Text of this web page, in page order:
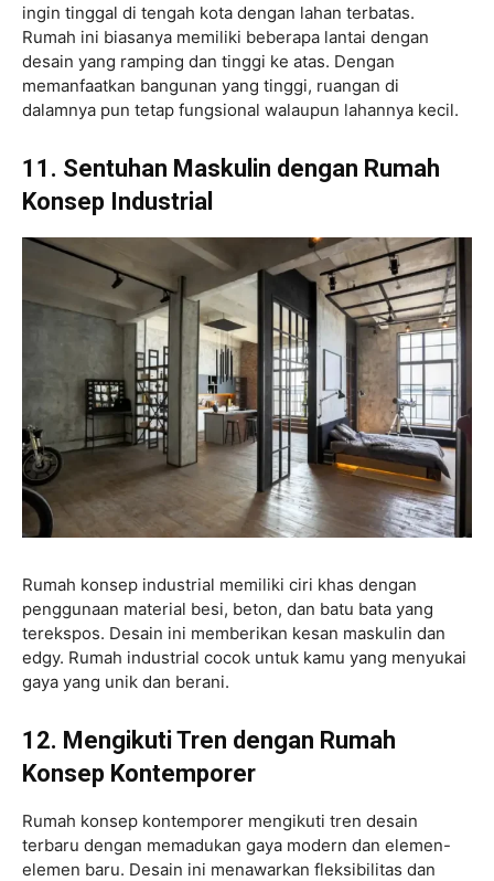
ingin tinggal di tengah kota dengan lahan terbatas.
Rumah ini biasanya memiliki beberapa lantai dengan
desain yang ramping dan tinggi ke atas. Dengan
memanfaatkan bangunan yang tinggi, ruangan di
dalamnya pun tetap fungsional walaupun lahannya kecil.
11. Sentuhan Maskulin dengan Rumah
Konsep Industrial
Rumah konsep industrial memiliki ciri khas dengan
penggunaan material besi, beton, dan batu bata yang
terekspos. Desain ini memberikan kesan maskulin dan
edgy. Rumah industrial cocok untuk kamu yang menyukai
gaya yang unik dan berani.
12. Mengikuti Tren dengan Rumah
Konsep Kontemporer
Rumah konsep kontemporer mengikuti tren desain
terbaru dengan memadukan gaya modern dan elemen-
elemen baru. Desain ini menawarkan fleksibilitas dan